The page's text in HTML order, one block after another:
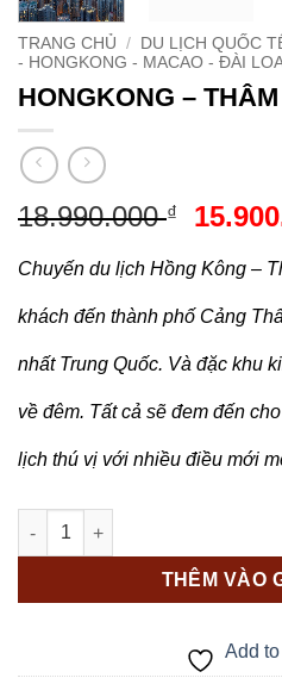
TRANG CHỦ / DU LỊCH QUỐC
- HONGKONG - MACAO - ĐÀI
HONGKONG –
18.990.000₫
Giá
là:
Chuyến du lịch Hồng Kông –
khách đến thành phố Cảng
nhất Trung Quốc. Và đặc khu
về đêm. Tất cả sẽ đem đến
lịch thú vị với nhiều điều mới
HONGKONG - THÂM QUYẾN
THÊM VÀO
Add